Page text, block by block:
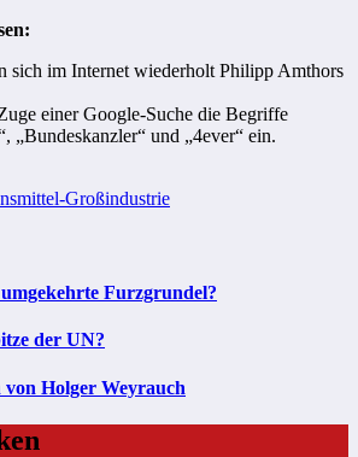
sich im Internet wiederholt Philipp Amthors
einer Google-Suche die Begriffe
„Bundeskanzler“ und „4ever“ ein.
Großindustrie
Furzgrundel?
der UN?
Holger Weyrauch